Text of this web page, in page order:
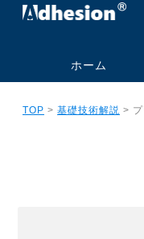
ホーム
TOP > 基礎技術解説 >